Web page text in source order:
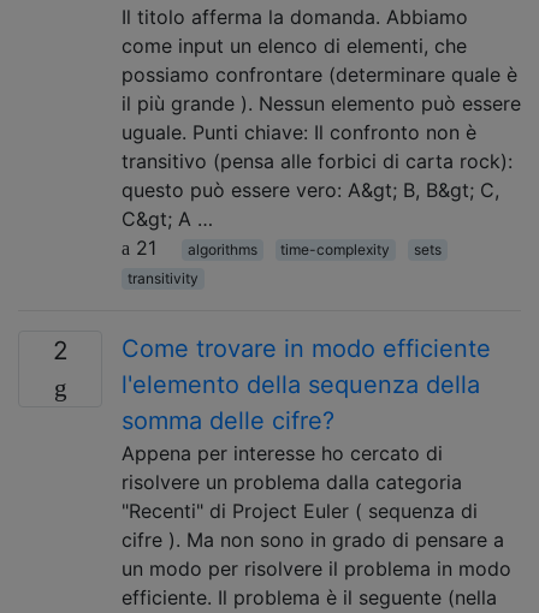
Il titolo afferma la domanda. Abbiamo
come input un elenco di elementi, che
possiamo confrontare (determinare quale è
il più grande ). Nessun elemento può essere
uguale. Punti chiave: Il confronto non è
transitivo (pensa alle forbici di carta rock):
questo può essere vero: A&gt; B, B&gt; C,
C&gt; A …
21
algorithms time-complexity
sets
transitivity
2
Come trovare in modo efficiente
l'elemento della sequenza della
somma delle cifre?
Appena per interesse ho cercato di
risolvere un problema dalla categoria
"Recenti" di Project Euler ( sequenza di
cifre ). Ma non sono in grado di pensare a
un modo per risolvere il problema in modo
efficiente. Il problema è il seguente (nella